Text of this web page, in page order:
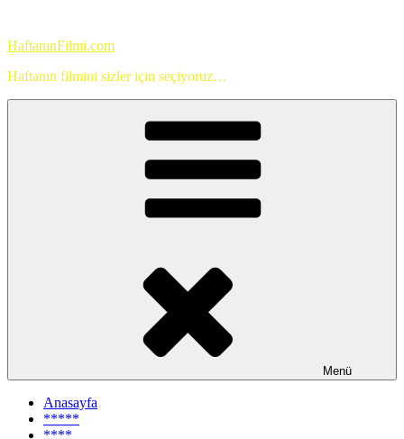
HaftanınFilmi.com
Haftanın filmini sizler için seçiyoruz…
Menü
Anasayfa
*****
****